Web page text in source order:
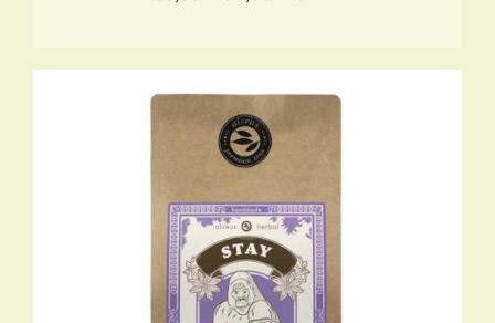
TOEVOEGEN AAN WINKELWAGEN
DETAILS